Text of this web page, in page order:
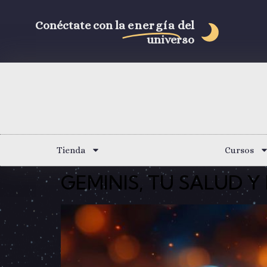
Conéctate con la energía del
universo
Tienda Cursos
GEMINIS, TU SALUD